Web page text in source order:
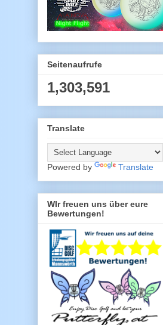
Seitenaufrufe
1,303,591
Translate
Powered by Translate
WIr freuen uns über eure
Bewertungen!